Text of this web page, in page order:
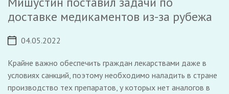
доставке медикаментов из-за рубежа
04.05.2022
Крайне важно обеспечить граждан лекарствами даже в
условиях санкций, поэтому необходимо наладить в стране
производство тех препаратов, у которых нет аналогов в